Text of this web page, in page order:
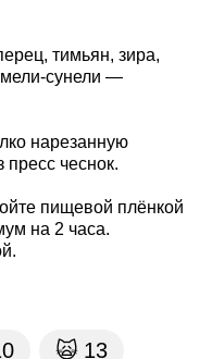
тимьян, зира,
сунели —
нарезанную
чеснок.
пищевой плёнкой
на 2 часа.
🙀 13